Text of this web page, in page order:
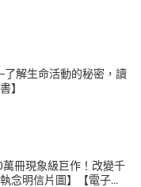
解生命活動的秘密，讀
】
冊現象級巨作！改變千
念明信片圖】【電子